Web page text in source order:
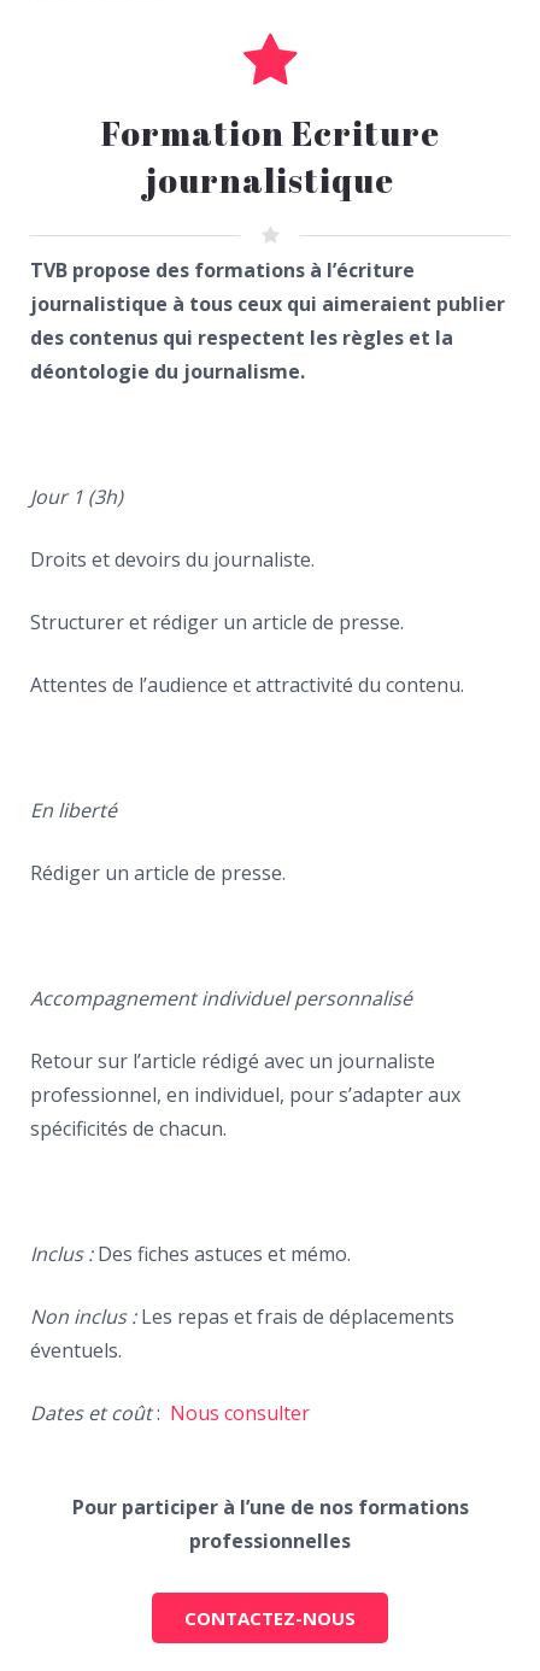
Formation Ecriture
journalistique
TVB propose des formations à l’écriture
journalistique à tous ceux qui aimeraient publier
des contenus qui respectent les règles et la
déontologie du journalisme.
Jour 1 (3h)
Droits et devoirs du journaliste.
Structurer et rédiger un article de presse.
Attentes de l’audience et attractivité du contenu.
En liberté
Rédiger un article de presse.
Accompagnement individuel personnalisé
Retour sur l’article rédigé avec un journaliste
professionnel, en individuel, pour s’adapter aux
spécificités de chacun.
Inclus :Des fiches astuces et mémo.
Non inclus :Les repas et frais de déplacements
éventuels.
Dates et coût: Nous consulter
Pour participer à l’une de nos formations
professionnelles
CONTACTEZ-NOUS